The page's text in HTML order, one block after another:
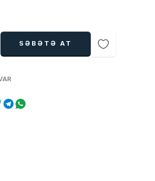
SƏBƏTƏ AT